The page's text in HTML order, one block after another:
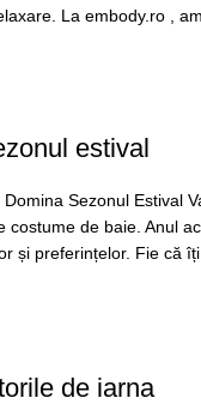
La embody.ro ,
estival
Sezonul Estival
de baie. Anul
și preferințelor. Fie că
de iarna